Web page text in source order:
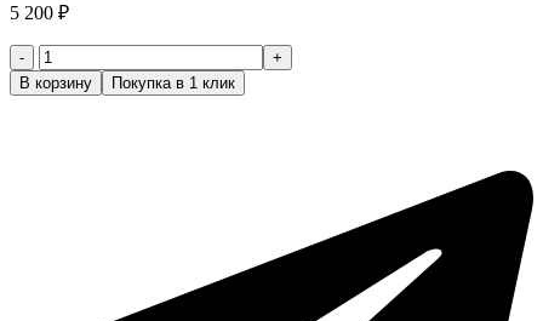
5 200 ₽
Количество
товара
Ножницы
В корзину Покупка в 1 клик